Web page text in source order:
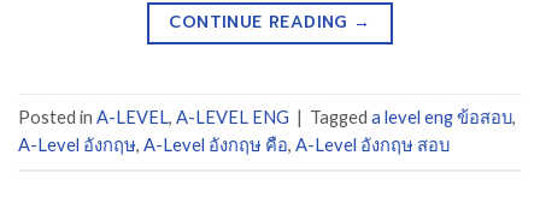
CONTINUE READING →
Posted in A-LEVEL, A-LEVEL ENG | Tagged a level eng ข้อสอบ,
A-Level อังกฤษ, A-Level อังกฤษ คือ, A-Level อังกฤษ สอบ